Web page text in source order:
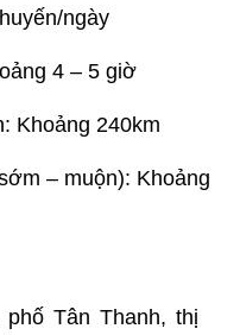
ngày
4 – 5 giờ
Khoảng 240km
– muộn): Khoảng
Tân Thanh, thị